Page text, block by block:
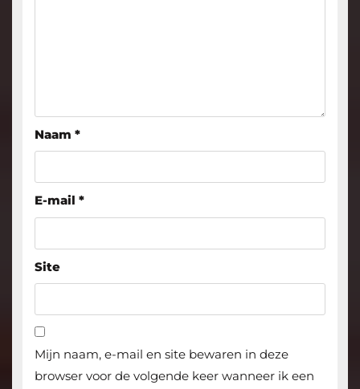
Naam *
E-mail *
Site
Mijn naam, e-mail en site bewaren in deze
browser voor de volgende keer wanneer ik een